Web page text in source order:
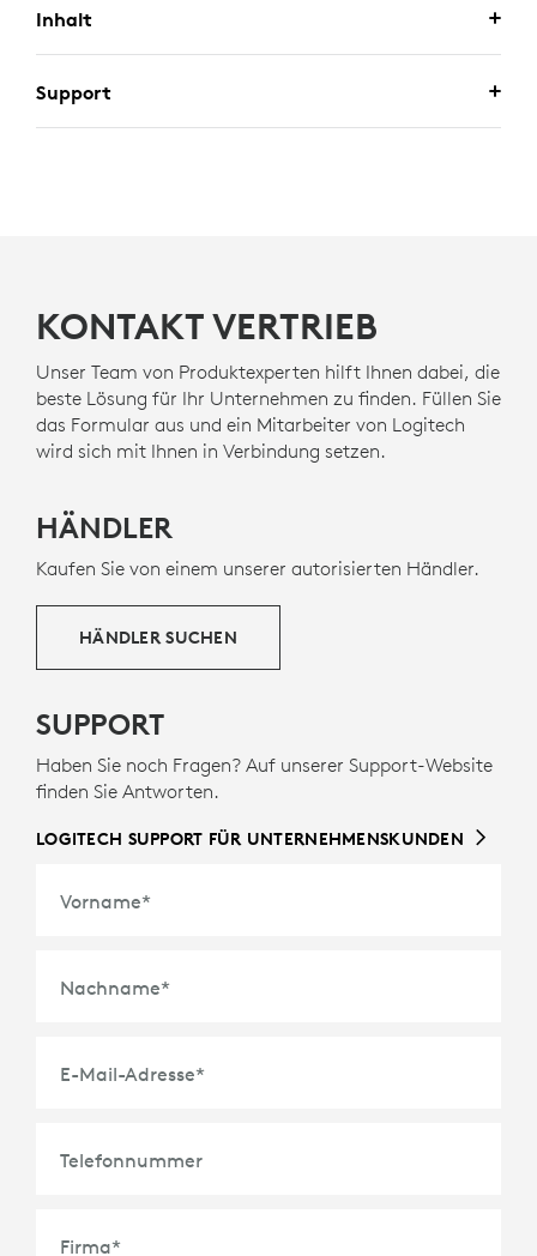
Inhalt
Support
KONTAKT VERTRIEB
Unser Team von Produktexperten hilft Ihnen dabei, die
beste Lösung für Ihr Unternehmen zu finden. Füllen Sie
das Formular aus und ein Mitarbeiter von Logitech
wird sich mit Ihnen in Verbindung setzen.
HÄNDLER
Kaufen Sie von einem unserer autorisierten Händler.
HÄNDLER SUCHEN
SUPPORT
Haben Sie noch Fragen? Auf unserer Support-Website
finden Sie Antworten.
LOGITECH SUPPORT FÜR UNTERNEHMENSKUNDEN
Vorname*
Nachname*
E-Mail-Adresse*
Telefonnummer
Firma*